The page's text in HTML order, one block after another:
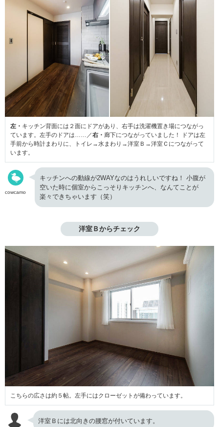
左・ キッチン背面には２面に ドアがあり、右手は洗濯機置き場につながっ
ています。左手のドアは……／右・ 廊下につながっていました！ ドアは左
手前から時計まわりに、トイレ→水まわり→洋室Ｂ→洋室Ｃにつながって
います。
cowcamo
キッチンへの動線が2WAYなのはうれしいですね！ 小腹が
空いた時に個室からこっそりキッチンへ、なんてことが
楽々できちゃいます（笑）
洋室Ｂからチェック
こちらの広さは約５帖。左手にはクローゼットが備わっています。
洋室Ｂには北向きの腰窓が付いています。